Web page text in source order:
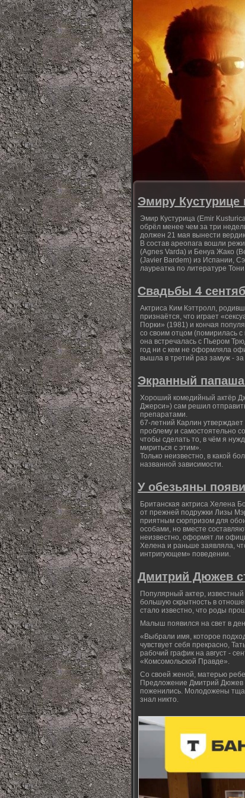
Эмиру
Эмир Кустурица (Emir
обрёл менее чем за три
должен 21 мая вынести
В состав ареопага вошли
(Agnes Varda) и Бенуа Жако
(Javier Bardem) из Испании,
лауреатка по литературе
Свадьбы 4
Актриса Ким Кэттролл,
признаётся, что играет
Порки» (1981) и кончая
со своим отцом (помирилась с
она встречалась с Пьером
год ни с кем не оформляла
вышла в третий раз замуж -
Экранный
Хороший комедийный актёр
Джерси») сам решил
препаратами.
67-летний Карлин
проблему и самостоятельно
чтобы сделать то, в чём я
мириться с этим».
Только неизвестно, в какой
названной зависимости.
У обезьяны
Британская актриса Хелена
от прежней подружки Лизы
приятным сюрпризом для
особами, но вместе
неизвестно, оформят ли
Хелена и раньше заявляла,
интригующем» поведении.
Дмитрий Дюжев
Популярный актер,
большую скрытность в
стало известно, что роды
Малыш появился на свет в
«Выбрали имя, которое
чувствует себя прекрасно,
рабочий график на август -
«Комсомольской Правде».
Со своей женой, матерью
Предложение Дмитрий Дюжев
поженились. Молодожены
знал никто.